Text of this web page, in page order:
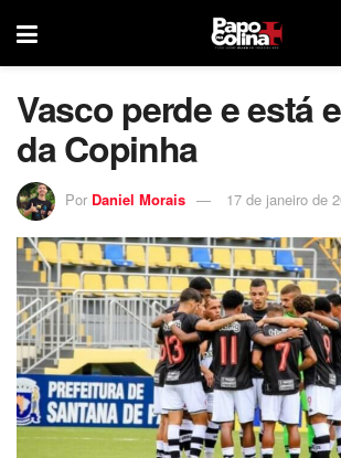
Vasco perde e está
da Copinha
Por Daniel Morais 17 de janeiro de